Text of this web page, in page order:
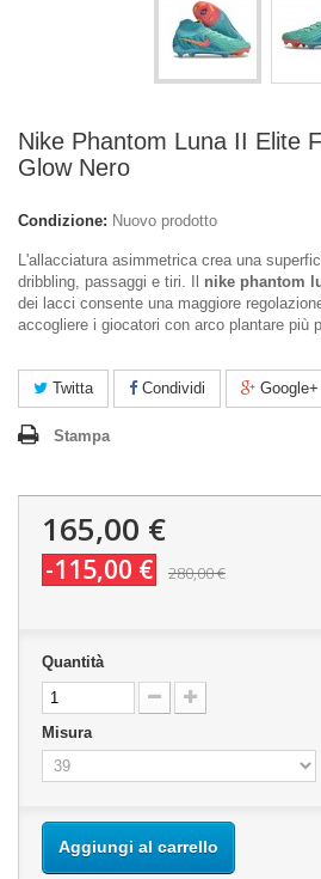
Nike Phantom Luna II Elite
Glow Nero
Condizione: Nuovo prodotto
L'allacciatura asimmetrica crea una
dribbling, passaggi e tiri. Il nike phantom
dei lacci consente una maggiore
accogliere i giocatori con arco plantare più
Twitta Condividi Google+
Stampa
165,00 €
-115,00 € 280,00 €
Quantità
Misura
Aggiungi al carrello